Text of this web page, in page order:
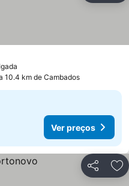
10.4 km de Cambados
Ver preços
Partilhar